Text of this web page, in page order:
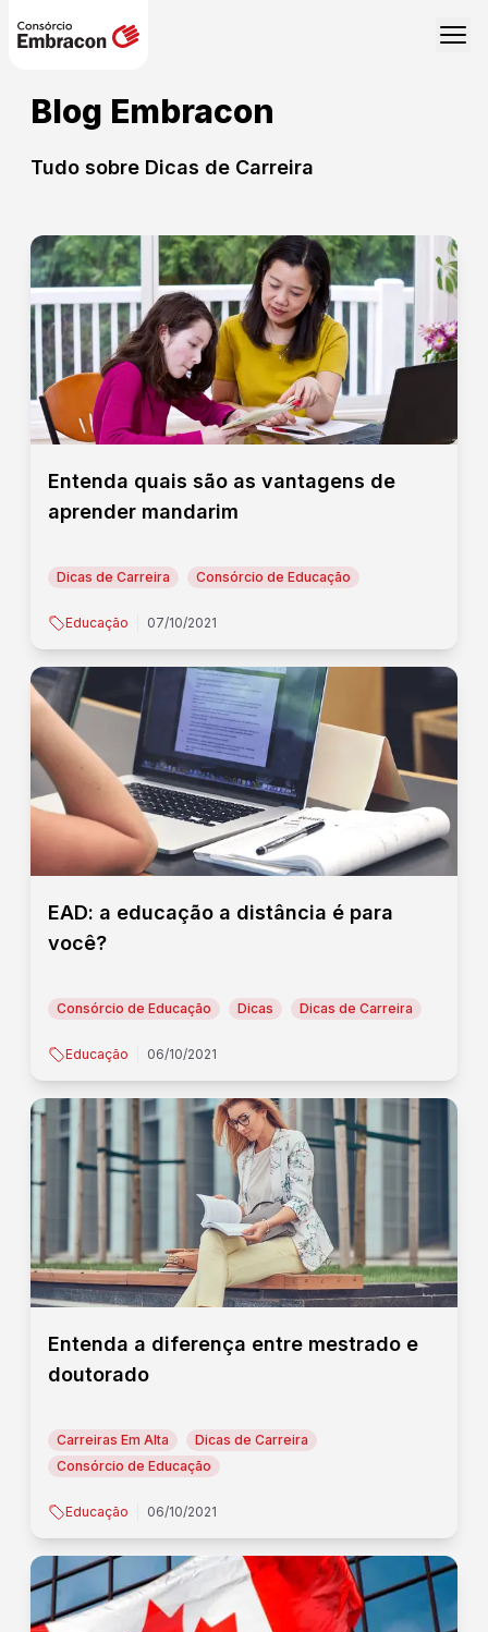
Blog Embracon
Tudo sobre Dicas de Carreira
Entenda quais são as vantagens de
aprender mandarim
Dicas de Carreira Consórcio de Educação
Educação 07/10/2021
EAD: a educação a distância é para
você?
Consórcio de Educação Dicas Dicas de Carreira
Educação 06/10/2021
Entenda a diferença entre mestrado e
doutorado
Carreiras Em Alta
Dicas de Carreira
Consórcio de Educação
Educação 06/10/2021